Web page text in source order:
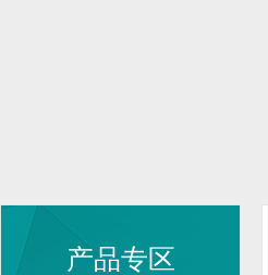
产品专区